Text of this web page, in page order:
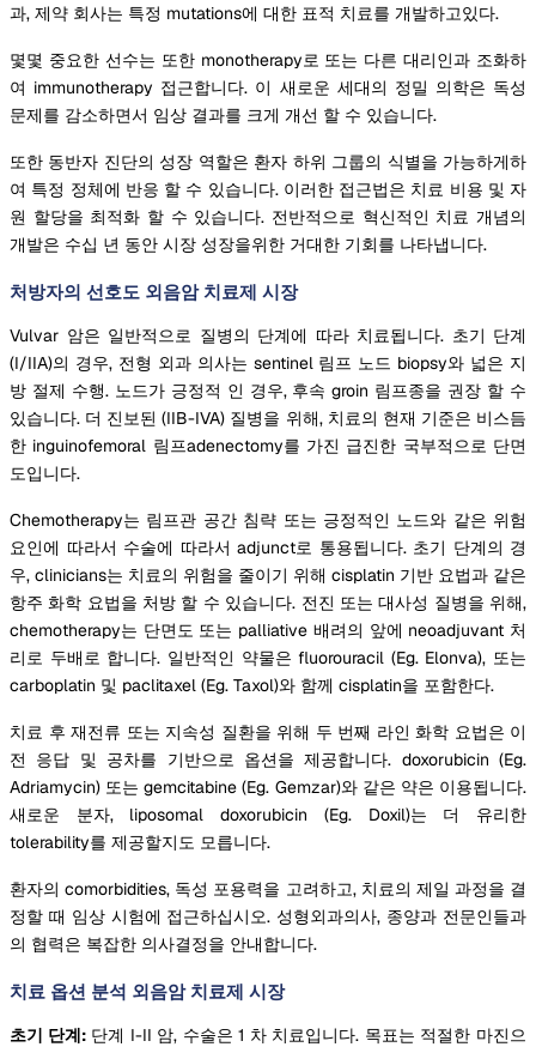
과, 제약 회사는 특정 mutations에 대한 표적 치료를 개발하고있다.
몇몇 중요한 선수는 또한 monotherapy로 또는 다른 대리인과 조화하
여 immunotherapy 접근합니다. 이 새로운 세대의 정밀 의학은 독성
문제를 감소하면서 임상 결과를 크게 개선 할 수 있습니다.
또한 동반자 진단의 성장 역할은 환자 하위 그룹의 식별을 가능하게하
여 특정 정체에 반응 할 수 있습니다. 이러한 접근법은 치료 비용 및 자
원 할당을 최적화 할 수 있습니다. 전반적으로 혁신적인 치료 개념의
개발은 수십 년 동안 시장 성장을위한 거대한 기회를 나타냅니다.
처방자의 선호도 외음암 치료제 시장
Vulvar 암은 일반적으로 질병의 단계에 따라 치료됩니다. 초기 단계
(I/IIA)의 경우, 전형 외과 의사는 sentinel 림프 노드 biopsy와 넓은 지
방 절제 수행. 노드가 긍정적 인 경우, 후속 groin 림프종을 권장 할 수
있습니다. 더 진보된 (IIB-IVA) 질병을 위해, 치료의 현재 기준은 비스듬
한 inguinofemoral 림프adenectomy를 가진 급진한 국부적으로 단면
도입니다.
Chemotherapy는 림프관 공간 침략 또는 긍정적인 노드와 같은 위험
요인에 따라서 수술에 따라서 adjunct로 통용됩니다. 초기 단계의 경
우, clinicians는 치료의 위험을 줄이기 위해 cisplatin 기반 요법과 같은
항주 화학 요법을 처방 할 수 있습니다. 전진 또는 대사성 질병을 위해,
chemotherapy는 단면도 또는 palliative 배려의 앞에 neoadjuvant 처
리로 두배로 합니다. 일반적인 약물은 fluorouracil (Eg. Elonva), 또는
carboplatin 및 paclitaxel (Eg. Taxol)와 함께 cisplatin을 포함한다.
치료 후 재전류 또는 지속성 질환을 위해 두 번째 라인 화학 요법은 이
전 응답 및 공차를 기반으로 옵션을 제공합니다. doxorubicin (Eg.
Adriamycin) 또는 gemcitabine (Eg. Gemzar)와 같은 약은 이용됩니다.
새로운 분자, liposomal doxorubicin (Eg. Doxil)는 더 유리한
tolerability를 제공할지도 모릅니다.
환자의 comorbidities, 독성 포용력을 고려하고, 치료의 제일 과정을 결
정할 때 임상 시험에 접근하십시오. 성형외과의사, 종양과 전문인들과
의 협력은 복잡한 의사결정을 안내합니다.
치료 옵션 분석 외음암 치료제 시장
초기 단계:단계 I-II 암, 수술은 1 차 치료입니다. 목표는 적절한 마진으